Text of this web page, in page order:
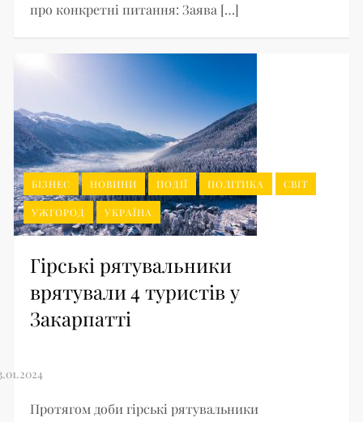
про конкретні питання: Заява […]
БІЗНЕС НОВИНИ ПОДІЇ ПОЛІТИКА СВІТ
УЖГОРОД УКРАЇНА
Гірські рятувальники
врятували 4 туристів у
Закарпатті
Протягом доби гірські рятувальники